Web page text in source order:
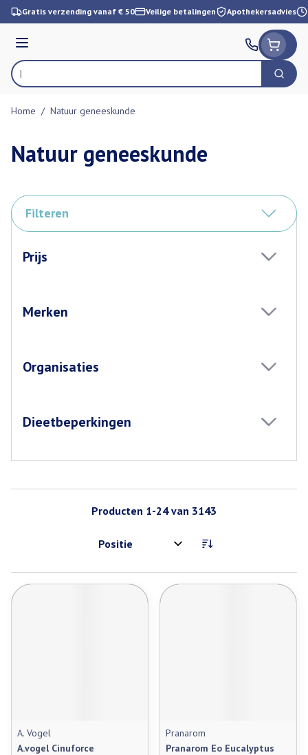
Ga naar de inhoud
Gratis verzending vanaf € 50 Veilige betalingen Apothekersadvies
Menu
Product, merk, categorie... Zoek
Home / Natuur geneeskunde
Natuur geneeskunde
Filteren
Prijs
Merken
Organisaties
Dieetbeperkingen
Producten 1-24van 3143
Sorteer op:
A. Vogel
A.vogel Cinuforce
Pranarom
Pranarom Eo Eucalyptus